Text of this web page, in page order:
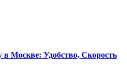
Москве: Удобство, Скорость